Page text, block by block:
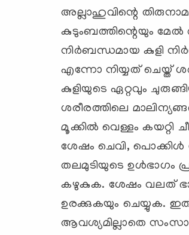
അല്ലാഹുവിന്റെ
കുടുംബത്തിന്റെയും മേല്‍
നിര്‍ബന്ധമായ കുളി
എന്നോ നിയ്യത് ചെയ്ത്
കുളിയുടെ ഏറ്റവും
ശരീരത്തിലെ
മൂക്കില്‍ വെള്ളം കയറ്റി
ശേഷം ചെവി,
തലമുടിയുടെ ഉള്‍ഭാഗം
കഴുകുക. ശേഷം വലത്
ഉരക്കുകയും ചെയ്യുക. ഇത്
ആവശ്യമില്ലാതെ